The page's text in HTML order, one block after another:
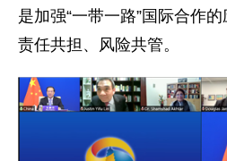
是加强“一带一路”国际合作
责任共担、风险共管。